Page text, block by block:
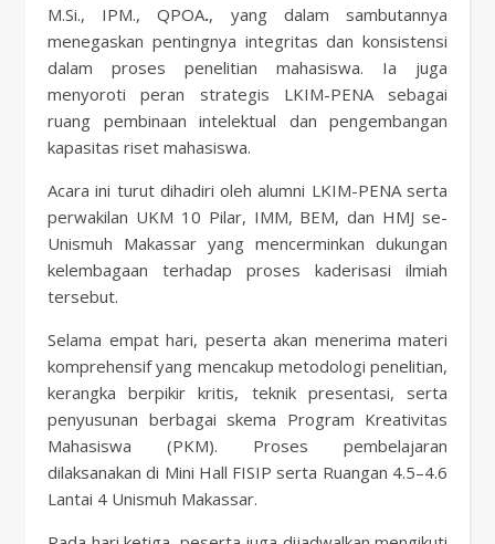
M.Si., IPM., QPOA., yang dalam sambutannya
menegaskan pentingnya integritas dan konsistensi
dalam proses penelitian mahasiswa. Ia juga
menyoroti peran strategis LKIM-PENA sebagai
ruang pembinaan intelektual dan pengembangan
kapasitas riset mahasiswa.
Acara ini turut dihadiri oleh alumni LKIM-PENA serta
perwakilan UKM 10 Pilar, IMM, BEM, dan HMJ se-
Unismuh Makassar yang mencerminkan dukungan
kelembagaan terhadap proses kaderisasi ilmiah
tersebut.
Selama empat hari, peserta akan menerima materi
komprehensif yang mencakup metodologi penelitian,
kerangka berpikir kritis, teknik presentasi, serta
penyusunan berbagai skema Program Kreativitas
Mahasiswa (PKM). Proses pembelajaran
dilaksanakan di Mini Hall FISIP serta Ruangan 4.5–4.6
Lantai 4 Unismuh Makassar.